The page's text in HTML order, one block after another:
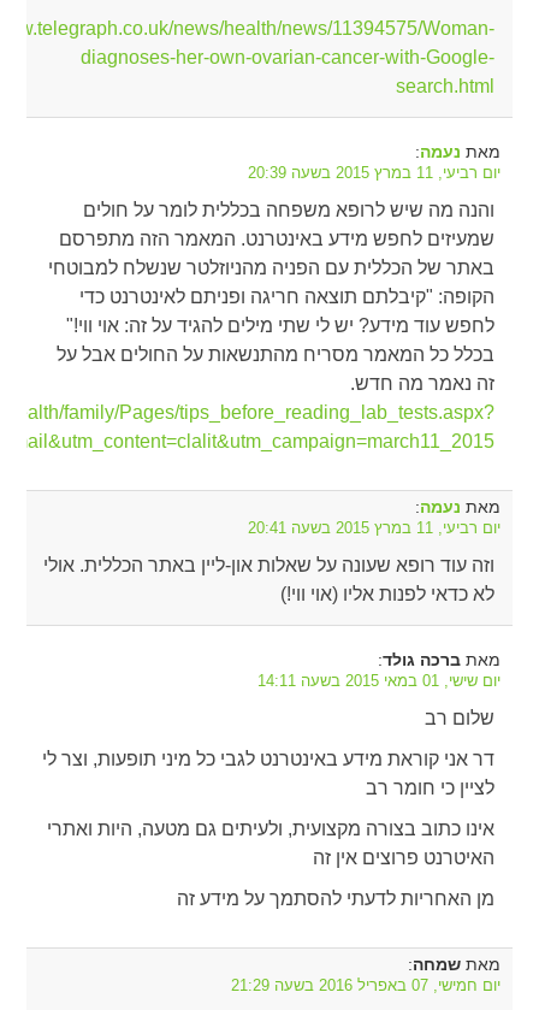
news/health/news/11394575/Woman-
diagnoses-her-own-ovarian-cancer-with-Google-
search.html
מאת נעמה:
יום רביעי, 11 במרץ 2015 בשעה 20:39
והנה מה שיש לרופא משפחה בכללית לומר על חולים
שמעיזים לחפש מידע באינטרנט. המאמר הזה מתפרסם
באתר של הכללית עם הפניה מהניוזלטר שנשלח למבוטחי
הקופה: "קיבלתם תוצאה חריגה ופניתם לאינטרנט כדי
לחפש עוד מידע? יש לי שתי מילים להגיד על זה: אוי ווי!"
בכלל כל המאמר מסריח מהתנשאות על החולים אבל על
זה נאמר מה חדש.
family/Pages/tips_before_reading_lab_tests.aspx?
מאת נעמה:
יום רביעי, 11 במרץ 2015 בשעה 20:41
וזה עוד רופא שעונה על שאלות און-ליין באתר הכללית. אולי
לא כדאי לפנות אליו (אוי ווי!)
מאתברכה גולד:
יום שישי, 01 במאי 2015 בשעה 14:11
שלום רב
דר אני קוראת מידע באינטרנט לגבי כל מיני תופעות, וצר לי
לציין כי חומר רב
אינו כתוב בצורה מקצועית, ולעיתים גם מטעה, היות ואתרי
האיטרנט פרוצים אין זה
מן האחריות לדעתי להסתמך על מידע זה
מאתשמחה:
יום חמישי, 07 באפריל 2016 בשעה 21:29